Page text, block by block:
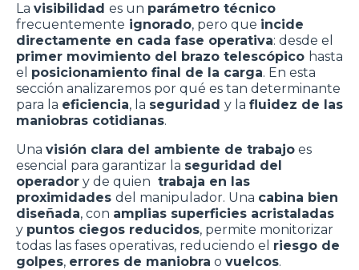
La visibilidad es un parámetro técnico
frecuentemente ignorado, pero que incide
directamente en cada fase operativa: desde el
primer movimiento del brazo telescópico hasta
el posicionamiento final de la carga. En esta
sección analizaremos por qué es tan determinante
para la eficiencia, la seguridad y la fluidez de las
maniobras cotidianas.
Una visión clara del ambiente de trabajo es
esencial para garantizar la seguridad del
operador y de quien trabaja en las
proximidades del manipulador. Una cabina bien
diseñada, con amplias superficies acristaladas
y puntos ciegos reducidos, permite monitorizar
todas las fases operativas, reduciendo el riesgo de
golpes, errores de maniobra o vuelcos.